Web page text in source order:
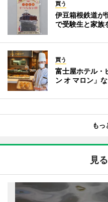
買う
伊豆箱根鉄道
で受験生と家族
買う
富士屋ホテル
ン オ マロン」
もっ
見